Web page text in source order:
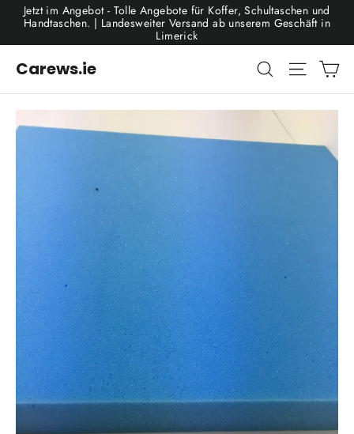
DirektJetzt im Angebot - Tolle Angebote für Koffer, Schultaschen und
Handtaschen. | Landesweiter Versand ab unserem Geschäft in
Limerick
Carews.ie Suche